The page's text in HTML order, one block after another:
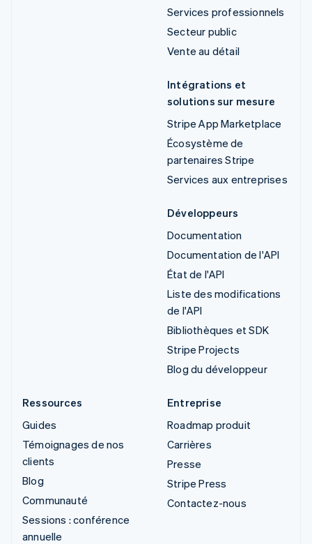
Services professionnels
Secteur public
Vente au détail
Intégrations et
solutions sur mesure
Stripe App Marketplace
Écosystème de
partenaires Stripe
Services aux entreprises
Développeurs
Documentation
Documentation de l'API
État de l'API
Liste des modifications
de l'API
Bibliothèques et SDK
Stripe Projects
Blog du développeur
Ressources
Guides
Témoignages de nos
clients
Blog
Communauté
Sessions : conférence
annuelle
Entreprise
Roadmap produit
Carrières
Presse
Stripe Press
Contactez-nous